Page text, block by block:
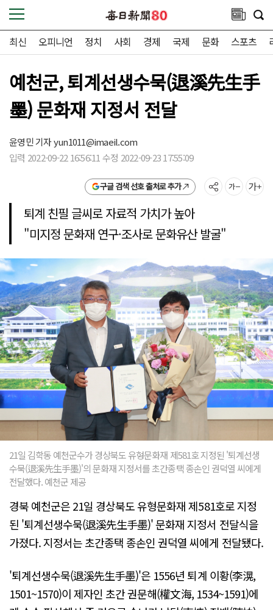
최신 오피니언 정치 사회 경제 국제 문화 스포츠
예천군, 퇴계선생수묵(退溪先生手
墨) 문화재 지정서 전달
윤영민 기자yun1011@imaeil.com
입력 2022-09-22 16:56:11 수정 2022-09-23 17:55:09
구글 검색 선호 출처로 추가
퇴계 친필 글씨로 자료적 가치가 높아
"미지정 문화재 연구·조사로 문화유산 발굴"
21일 김학동 예천군수가 경상북도 유형문화재 제581호 지정된 '퇴계선생
수묵(退溪先生手墨)'의 문화재 지정서를 초간종택 종손인 권덕열 씨에게
전달했다. 예천군 제공
경북 예천군은 21일 경상북도 유형문화재 제581호로 지정
된 '퇴계선생수묵(退溪先生手墨)' 문화재 지정서 전달식을
가졌다. 지정서는 초간종택 종손인 권덕열 씨에게 전달됐다.
'퇴계선생수묵(退溪先生手墨)'은 1556년 퇴계 이황(李滉,
1501~1570)이 제자인 초간 권문해(權文海, 1534~1591)에